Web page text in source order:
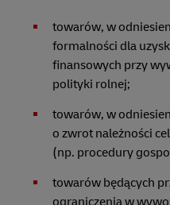
towarów, w
formalności dla
finansowych przy
polityki rolnej;
towarów, w
o zwrot należności
(np. procedury
towarów będących